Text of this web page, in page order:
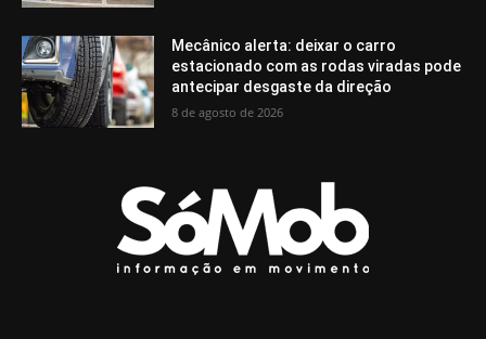
Mecânico alerta: deixar o carro
estacionado com as rodas viradas pode
antecipar desgaste da direção
8 de agosto de 2026